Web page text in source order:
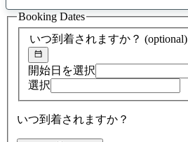
ア
ド
バ
イ
検
索
いつ到着されますか？ (optional)
開始日を選択
選択
いつ到着されますか？
Booking Dates